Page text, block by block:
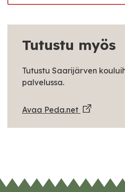
Tutustu myös
Tutustu Saarijärven
palvelussa.
Avaa Peda.net